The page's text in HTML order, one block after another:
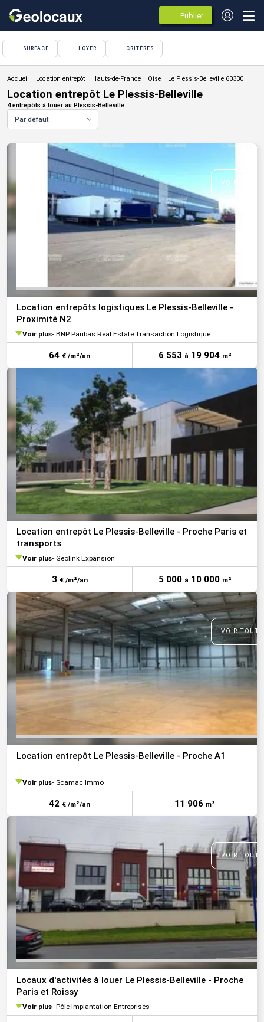
Publier
des
annonces
SURFACE LOYER CRITÈRES
Location entrepôt
Location entrepôt Le Plessis-Belleville
4 entrepôts à louer au Plessis-Belleville
Par défaut
VOIR
Location entrepôts logistiques Le Plessis-Belleville -
Proximité N2
Voir plus BNP Paribas Real Estate Transaction Logistique
64 € /m²/an 6 553 à19 904 m²
Location entrepôt Le Plessis-Belleville - Proche Paris et
transports
Voir plus Geolink Expansion
3 € /m²/an 5 000 à10 000 m²
VOIR
Location entrepôt Le Plessis-Belleville - Proche A1
Voir plus Scamac Immo
42 € /m²/an 11 906 m²
VOIR
Locaux d'activités à louer Le Plessis-Belleville - Proche
Paris et Roissy
Voir plus Pôle Implantation Entreprises